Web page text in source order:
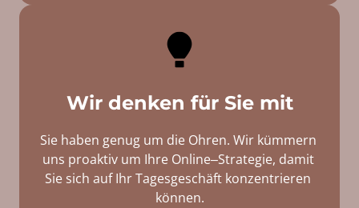
Wir denken für Sie mit
Sie haben genug um die Ohren. Wir
uns proaktiv um Ihre Online‒Strategie,
damit
Sie sich auf Ihr Tagesgeschäft
können.